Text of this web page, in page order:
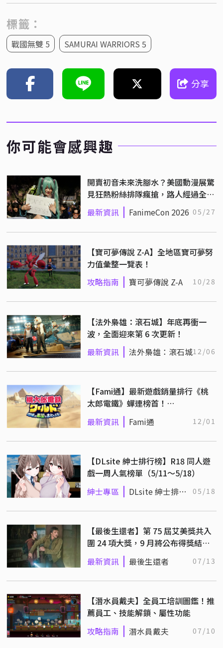
標籤：
戰國無雙 5 SAMURAI WARRIORS 5
分享
你可能會感興趣
開賣初音未來洗腳水？美國動漫展驚
見狂熱粉絲排隊瘋搶，路人經過全看
傻！
最新資訊 FanimeCon 2026 05/27
【寶可夢傳說 Z-A】全地區寶可夢努
力值彙整一覽表！
攻略指南 寶可夢傳說 Z-A 10/28
【法外梟雄：滾石城】年底再衝一
波，全面迎來第 6 次更新！
最新資訊 法外梟雄：滾石城12/06
【Fami通】最新遊戲銷量排行《桃
太郎電鐵》蟬連榜首！
（11/20~11/26）
最新資訊 Fami通 12/01
【DLsite 紳士排行榜】R18 同人遊
戲一周人氣榜單（5/11～5/18）
紳士專區
DLsite 紳士排行
05/18
【最後生還者】第 75 屆艾美獎共入
圍 24 項大獎，9 月將公布得獎結
果！
最新資訊 最後生還者 07/13
【潛水員戴夫】全員工培訓圖鑑！推
薦員工、技能解鎖、屬性功能
攻略指南 潛水員戴夫 07/10